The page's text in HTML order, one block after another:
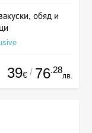
обяд и
39€ / 76.28
лв.